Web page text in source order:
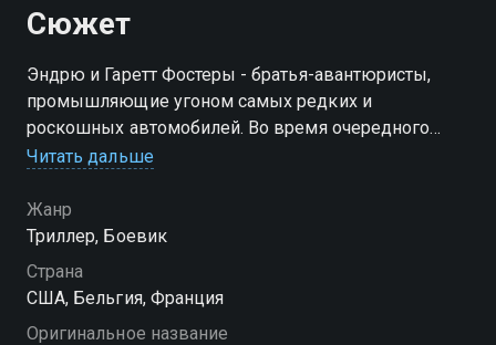
Сюжет
Эндрю и Гаретт Фостеры - братья-авантюристы,
промышляющие угоном самых редких и
роскошных автомобилей. Во время очередного
дела они попадают под прицел жестокого
для него автомобиль его злейшего врага
Читать дальше
Жанр
Триллер, Боевик
Страна
США, Бельгия, Франция
Оригинальное название